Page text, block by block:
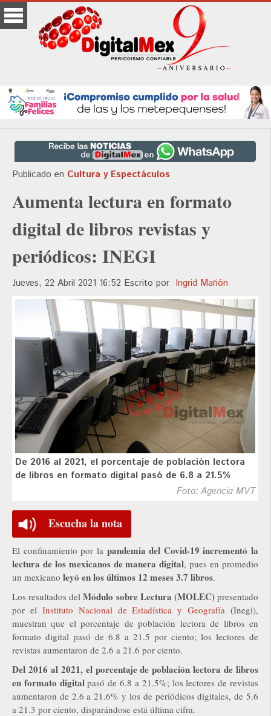
Publicado en Cultura y Espectáculos
Aumenta lectura en formato
digital de libros revistas y
periódicos: INEGI
Jueves, 22 Abril 2021 16:52 Escrito por Ingrid Mañón
De 2016 al 2021, el porcentaje de población lectora
de libros en formato digital pasó de 6.8 a 21.5%
Foto: Agencia MVT
Escucha la nota
El confinamiento por la pandemia del Covid-19 incrementó la
lectura de los mexicanos de manera digital, pues en promedio
un mexicano leyó en los últimos 12 meses 3.7 libros.
Los resultados delMódulo sobre Lectura (MOLEC)presentado
por el Instituto Nacional de Estadística y Geografía (Inegi),
muestran que el porcentaje de población lectora de libros en
formato digital pasó de 6.8 a 21.5 por ciento; los lectores de
revistas aumentaron de 2.6 a 21.6 por ciento.
Del 2016 al 2021, el porcentaje de población lectora de libros
en formato digital pasó de 6.8 a 21.5%; los lectores de revistas
aumentaron de 2.6 a 21.6% y los de periódicos digitales, de 5.6
a 21.3 por ciento, disparándose está última cifra.